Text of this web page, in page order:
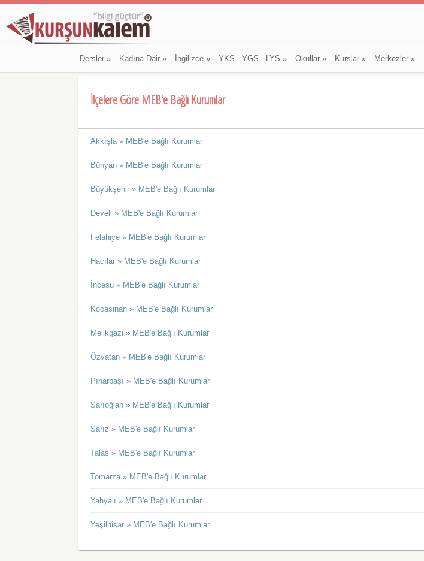
Dersler» Kadına Dair» İngilizce» YKS - YGS - LYS » Okullar» Kurslar» Merkezler»
İlçelere Göre MEB'e Bağlı Kurumlar
Akkışla » MEB'e Bağlı Kurumlar
Bünyan » MEB'e Bağlı Kurumlar
Büyükşehir » MEB'e Bağlı Kurumlar
Develi » MEB'e Bağlı Kurumlar
Felahiye » MEB'e Bağlı Kurumlar
Hacılar » MEB'e Bağlı Kurumlar
İncesu » MEB'e Bağlı Kurumlar
Kocasinan » MEB'e Bağlı Kurumlar
Melikgazi » MEB'e Bağlı Kurumlar
Özvatan » MEB'e Bağlı Kurumlar
Pınarbaşı » MEB'e Bağlı Kurumlar
Sarıoğlan » MEB'e Bağlı Kurumlar
Sarız » MEB'e Bağlı Kurumlar
Talas » MEB'e Bağlı Kurumlar
Tomarza » MEB'e Bağlı Kurumlar
Yahyalı » MEB'e Bağlı Kurumlar
Yeşilhisar » MEB'e Bağlı Kurumlar